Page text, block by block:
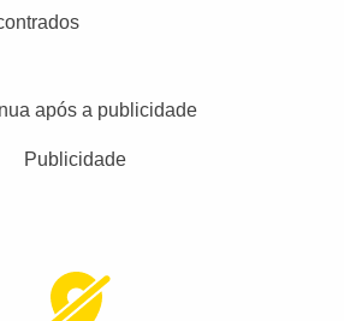
após a publicidade
Publicidade